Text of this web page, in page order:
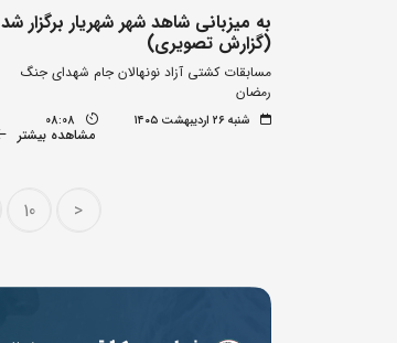
به میزبانی شاهد شهر شهریار برگزار شد
(گزارش تصویری)
مسابقات کشتی آزاد نونهالان جام شهدای جنگ
رمضان
شنبه ۲۶ اردیبهشت ۱۴۰۵ 08:08
مشاهده بیشتر
<
10